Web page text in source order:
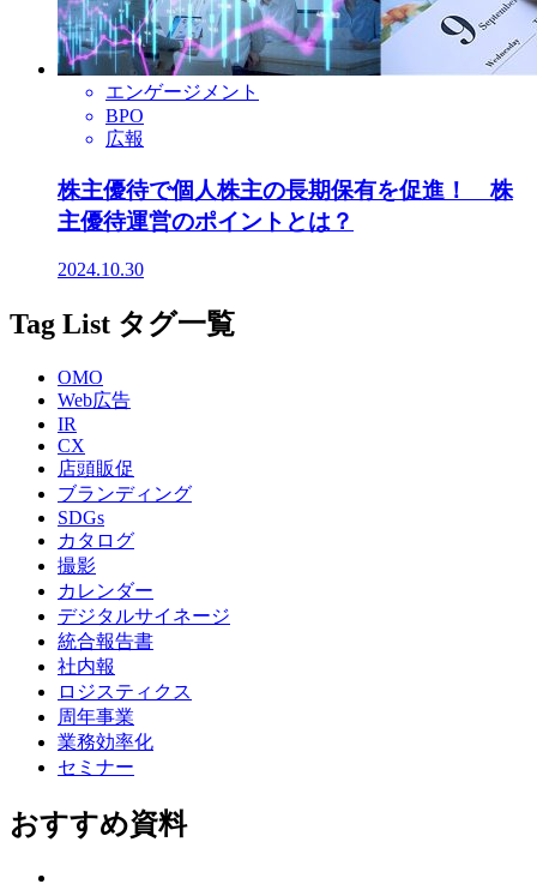
エンゲージメント
BPO
広報
株主優待で個人株主の長期保有を促進！ 株
主優待運営のポイントとは？
2024.10.30
Tag List タグ一覧
OMO
Web広告
IR
CX
店頭販促
ブランディング
SDGs
カタログ
撮影
カレンダー
デジタルサイネージ
統合報告書
社内報
ロジスティクス
周年事業
業務効率化
セミナー
おすすめ資料